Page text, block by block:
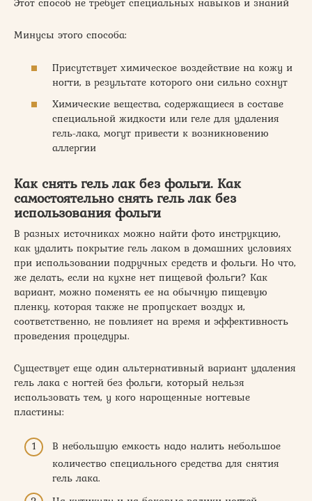
Минусы этого способа:
Присутствует химическое воздействие на кожу и
ногти, в результате которого они сильно сохнут
Химические вещества, содержащиеся в составе
специальной жидкости или геле для удаления
гель-лака, могут привести к возникновению
аллергии
Как снять гель лак без фольги. Как
самостоятельно снять гель лак без
использования фольги
В разных источниках можно найти фото инструкцию,
как удалить покрытие гель лаком в домашних условиях
при использовании подручных средств и фольги. Но что,
же делать, если на кухне нет пищевой фольги? Как
вариант, можно поменять ее на обычную пищевую
пленку, которая также не пропускает воздух и,
соответственно, не повлияет на время и эффективность
проведения процедуры.
Существует еще один альтернативный вариант удаления
гель лака с ногтей без фольги, который нельзя
использовать тем, у кого нарощенные ногтевые
пластины:
В небольшую емкость надо налить небольшое
количество специального средства для снятия
гель лака.